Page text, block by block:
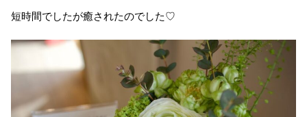
短時間でしたが癒されたのでした♡